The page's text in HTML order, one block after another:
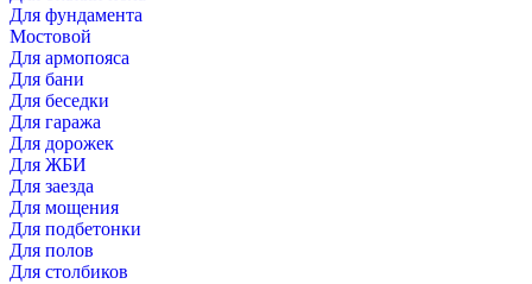
Для фундамента
Мостовой
Для армопояса
Для бани
Для беседки
Для гаража
Для дорожек
Для ЖБИ
Для заезда
Для мощения
Для подбетонки
Для полов
Для столбиков